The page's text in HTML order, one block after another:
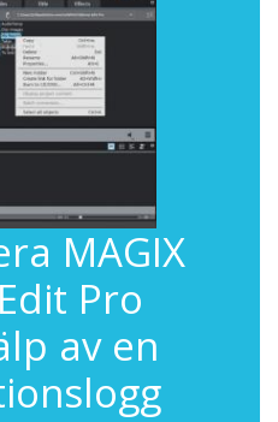
MAGIX
Pro
av en